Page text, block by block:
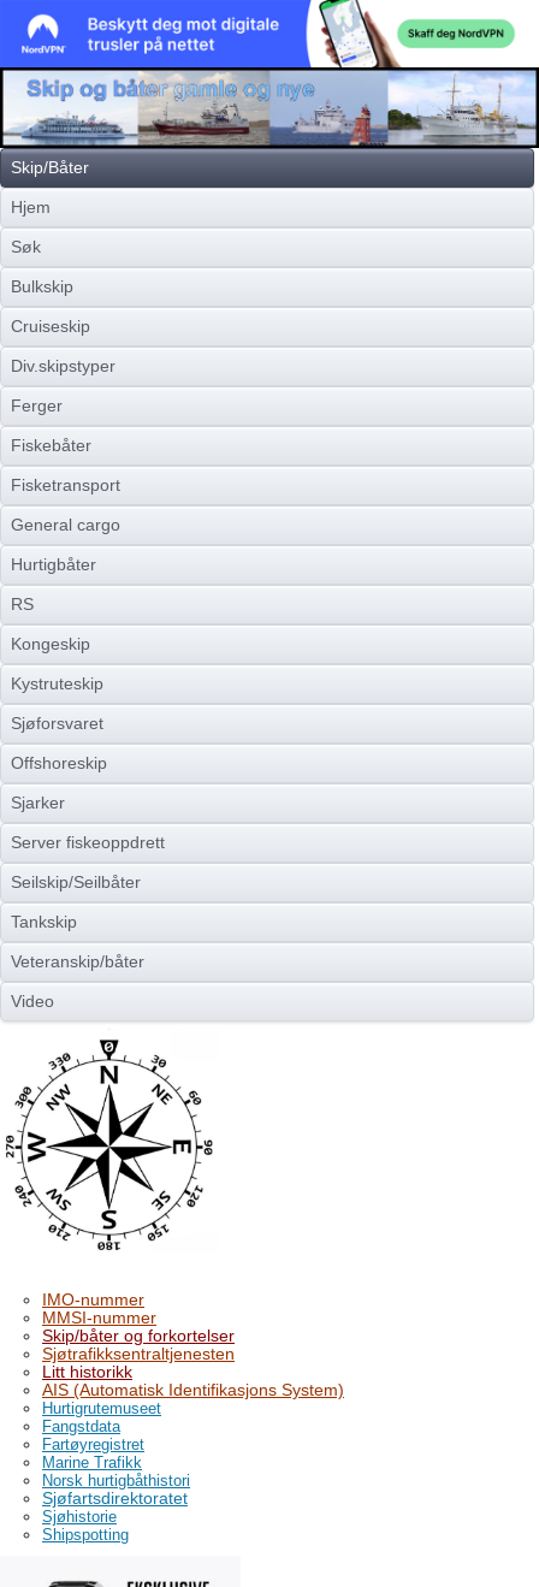
Skip/Båter
Hjem
Søk
Bulkskip
Cruiseskip
Div.skipstyper
Ferger
Fiskebåter
Fisketransport
General cargo
Hurtigbåter
RS
Kongeskip
Kystruteskip
Sjøforsvaret
Offshoreskip
Sjarker
Server fiskeoppdrett
Seilskip/Seilbåter
Tankskip
Veteranskip/båter
Video
IMO-nummer
MMSI-nummer
Skip/båter og forkortelser
Sjøtrafikksentraltjenesten
Litt historikk
AIS (Automatisk Identifikasjons System)
Hurtigrutemuseet
Fangstdata
Fartøyregistret
Marine Trafikk
Norsk hurtigbåthistori
Sjøfartsdirektoratet
Sjøhistorie
Shipspotting